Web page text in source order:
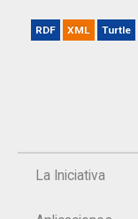
RDF XML Turtle
La Iniciativa